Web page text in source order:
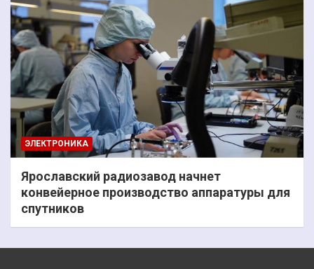
ЭЛЕКТРОНИКА
Ярославский радиозавод начнет
конвейерное производство аппаратуры для
спутников